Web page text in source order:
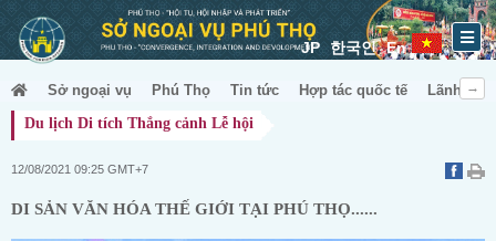
JP 한국인 En
Sở ngoại vụ Phú Thọ Tin tức Hợp tác quốc tế
Lãnh sự
Du lịch Di tích Thắng cảnh Lễ hội
12/08/2021 09:25 GMT+7
DI SẢN VĂN HÓA THẾ GIỚI TẠI PHÚ THỌ......